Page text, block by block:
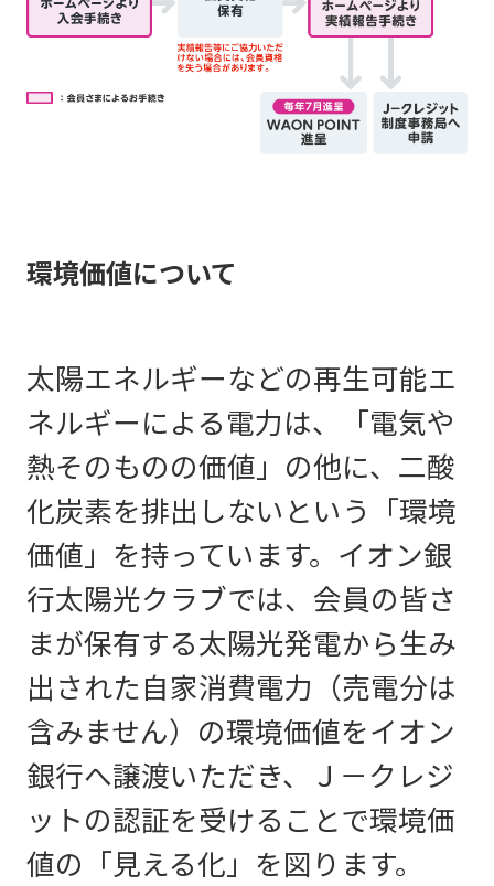
環境価値について
太陽エネルギーなどの再生可能エ
ネルギーによる電力は、「電気や
熱そのものの価値」の他に、二酸
化炭素を排出しないという「環境
価値」を持っています。イオン銀
行太陽光クラブでは、会員の皆さ
まが保有する太陽光発電から生み
出された自家消費電力（売電分は
含みません）の環境価値をイオン
銀行へ譲渡いただき、Ｊ－クレジ
ットの認証を受けることで環境価
値の「見える化」を図ります。